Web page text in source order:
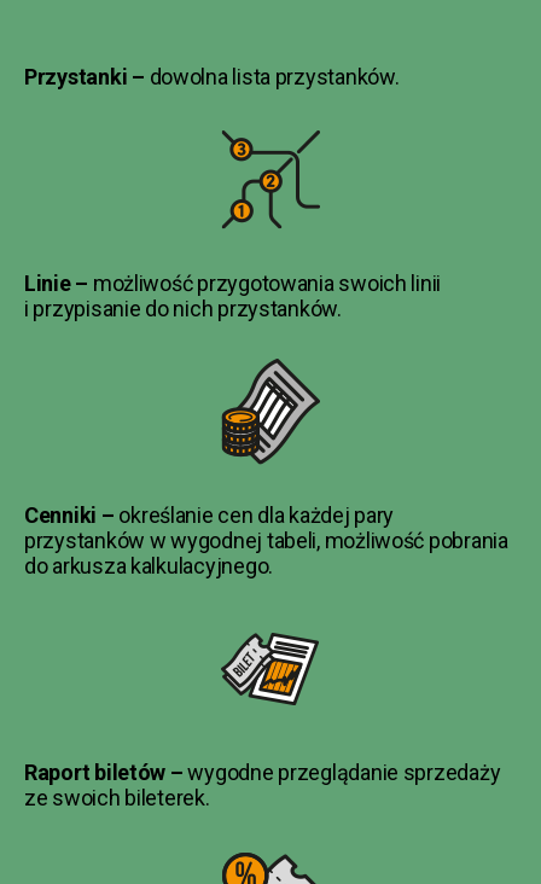
Przystanki – dowolna lista przystanków.
Linie – możliwość przygotowania swoich linii
i przypisanie do nich przystanków.
Cenniki – określanie cen dla każdej pary
przystanków w wygodnej tabeli, możliwość pobrania
do arkusza kalkulacyjnego.
Raport biletów –wygodne przeglądanie sprzedaży
ze swoich bileterek.